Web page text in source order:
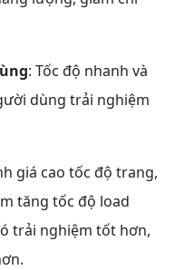
: Tốc độ nhanh và
dùng trải nghiệm
giá cao tốc độ trang,
tăng tốc độ load
trải nghiệm tốt hơn,